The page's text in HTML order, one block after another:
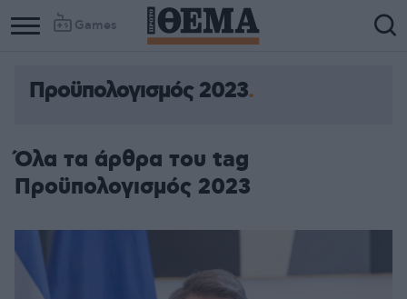
Games
Προϋπολογισμός 2023
Όλα τα άρθρα του tag
Προϋπολογισμός 2023